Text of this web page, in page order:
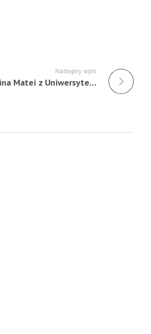
Następny wpis
Świadectwo ks. prof. Erwina Matei z Uniwersytetu Opolskiego – 4.06.2023 r.